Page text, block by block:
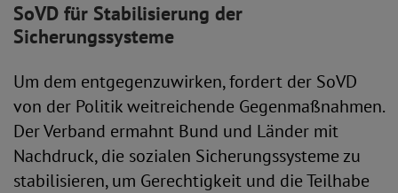
SoVD für Stabilisierung der
Sicherungssysteme
Um dem entgegenzuwirken, fordert der SoVD
von der Politik weitreichende Gegenmaßnahmen.
Der Verband ermahnt Bund und Länder mit
Nachdruck, die sozialen Sicherungssysteme zu
stabilisieren, um Gerechtigkeit und die Teilhabe